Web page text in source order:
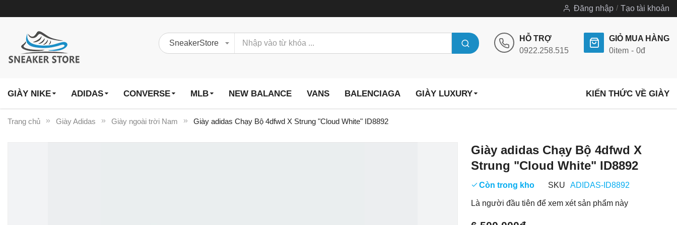
Đăng nhập Tạo tài khoản
HỖ TRỢ
0922.258.515
GIỎ MUA HÀNG
0item 0đ
GIÀY NIKE ADIDAS CONVERSE MLB NEW BALANCE VANS BALENCIAGA GIÀY LUXURY KIẾN THỨC VỀ GIÀY
Trang chủ Giày Adidas Giày ngoài trời Nam Giày adidas Chạy Bộ 4dfwd X Strung "Cloud White" ID8892
Giày adidas Chạy Bộ 4dfwd X
Strung "Cloud White" ID8892
Còn trong kho SKU ADIDAS-ID8892
Là người đầu tiên để xem xét sản phẩm này
Chuyển
phần